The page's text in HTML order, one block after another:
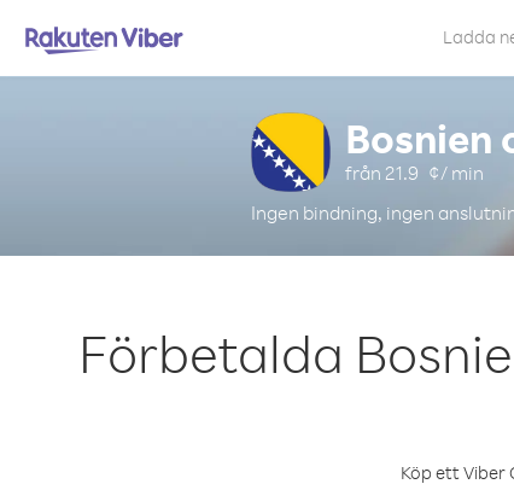
Ladda
Bosnien
från 21.9 ¢/ min
Ingen bindning, ingen
Förbetalda
Köp ett Viber